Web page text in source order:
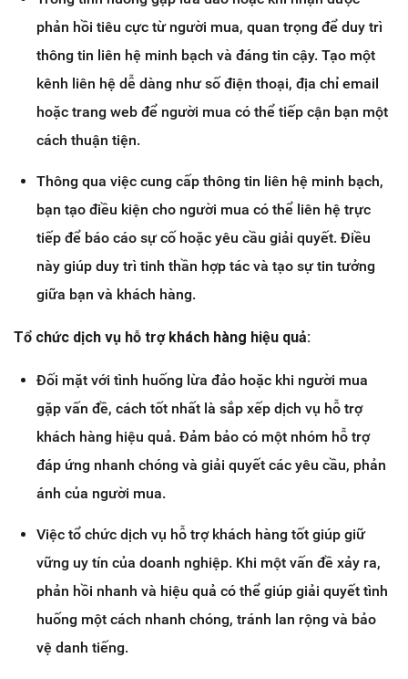
phản hồi tiêu cực từ người mua, quan trọng để duy trì
thông tin liên hệ minh bạch và đáng tin cậy. Tạo một
kênh liên hệ dễ dàng như số điện thoại, địa chỉ email
hoặc trang web để người mua có thể tiếp cận bạn một
cách thuận tiện.
Thông qua việc cung cấp thông tin liên hệ minh bạch,
bạn tạo điều kiện cho người mua có thể liên hệ trực
tiếp để báo cáo sự cố hoặc yêu cầu giải quyết. Điều
này giúp duy trì tinh thần hợp tác và tạo sự tin tưởng
giữa bạn và khách hàng.
Tổ chức dịch vụ hỗ trợ khách hàng hiệu quả:
Đối mặt với tình huống lừa đảo hoặc khi người mua
gặp vấn đề, cách tốt nhất là sắp xếp dịch vụ hỗ trợ
khách hàng hiệu quả. Đảm bảo có một nhóm hỗ trợ
đáp ứng nhanh chóng và giải quyết các yêu cầu, phản
ánh của người mua.
Việc tổ chức dịch vụ hỗ trợ khách hàng tốt giúp giữ
vững uy tín của doanh nghiệp. Khi một vấn đề xảy ra,
phản hồi nhanh và hiệu quả có thể giúp giải quyết tình
huống một cách nhanh chóng, tránh lan rộng và bảo
vệ danh tiếng.